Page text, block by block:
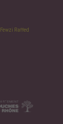
Fewzi Raffed